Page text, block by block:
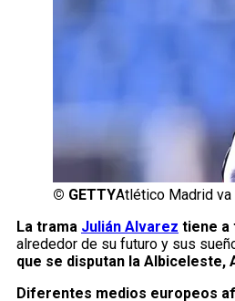
© GETTYAtlético Madrid va
La trama Julián Alvarez tiene a
alrededor de su futuro y sus
que se disputan la Albiceleste,
Diferentes medios europeos